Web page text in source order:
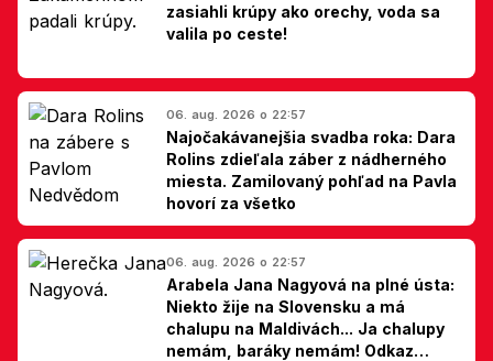
zasiahli krúpy ako orechy, voda sa
valila po ceste!
06. aug. 2026 o 22:57
Najočakávanejšia svadba roka: Dara
Rolins zdieľala záber z nádherného
miesta. Zamilovaný pohľad na Pavla
hovorí za všetko
06. aug. 2026 o 22:57
Arabela Jana Nagyová na plné ústa:
Niekto žije na Slovensku a má
chalupu na Maldivách... Ja chalupy
nemám, baráky nemám! Odkaz